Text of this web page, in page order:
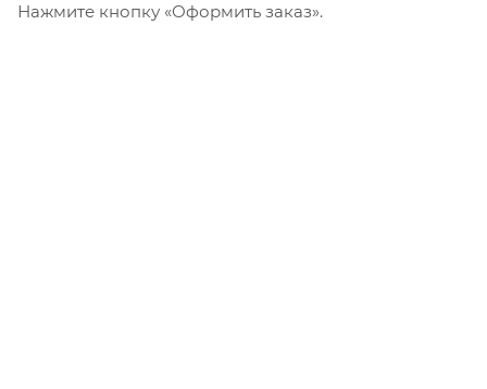
Нажмите кнопку «Оформить заказ».